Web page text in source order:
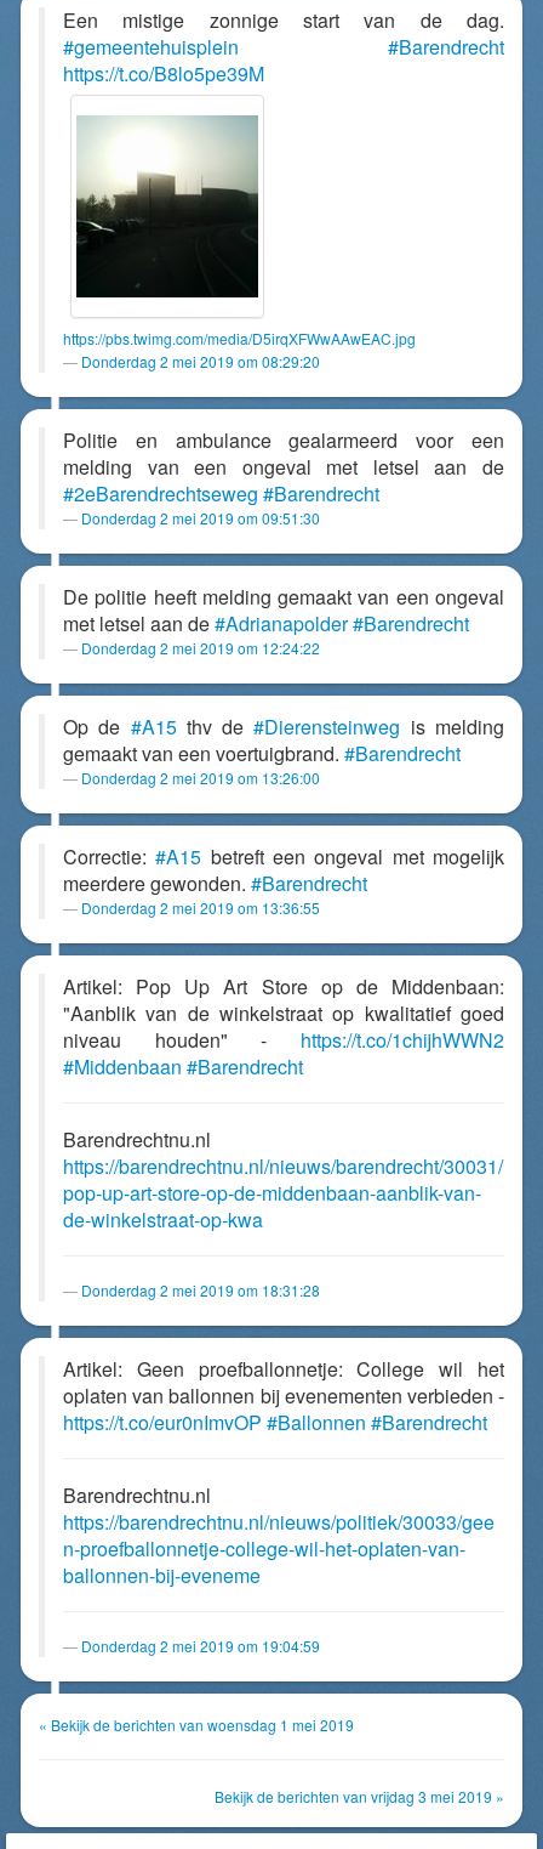
Een mistige zonnige start van de dag.
#gemeentehuisplein
#Barendrecht
https://t.co/B8lo5pe39M
https://pbs.twimg.com/media/D5irqXFWwAAwEAC.jpg
Donderdag 2 mei 2019 om 08:29:20
Politie en ambulance gealarmeerd voor een
melding van een ongeval met letsel aan de
#2eBarendrechtseweg #Barendrecht
Donderdag 2 mei 2019 om 09:51:30
De politie heeft melding gemaakt van een ongeval
met letsel aan de#Adrianapolder#Barendrecht
Donderdag 2 mei 2019 om 12:24:22
Op de #A15thv de#Dierensteinweg is melding
gemaakt van een voertuigbrand. #Barendrecht
Donderdag 2 mei 2019 om 13:26:00
Correctie:#A15 betreft een ongeval met mogelijk
meerdere gewonden. #Barendrecht
Donderdag 2 mei 2019 om 13:36:55
Artikel: Pop Up Art Store op de Middenbaan:
"Aanblik van de winkelstraat op kwalitatief goed
niveau houden" - https://t.co/1chijhWWN2
#Middenbaan #Barendrecht
Barendrechtnu.nl
https://barendrechtnu.nl/nieuws/barendrecht/30031/
pop-up-art-store-op-de-middenbaan-aanblik-van-
de-winkelstraat-op-kwa
Donderdag 2 mei 2019 om 18:31:28
Artikel: Geen proefballonnetje: College wil het
oplaten van ballonnen bij evenementen verbieden -
https://t.co/eur0nImvOP #Ballonnen #Barendrecht
Barendrechtnu.nl
https://barendrechtnu.nl/nieuws/politiek/30033/gee
n-proefballonnetje-college-wil-het-oplaten-van-
ballonnen-bij-eveneme
Donderdag 2 mei 2019 om 19:04:59
« Bekijk de berichten van woensdag 1 mei 2019
Bekijk de berichten van vrijdag 3 mei 2019 »